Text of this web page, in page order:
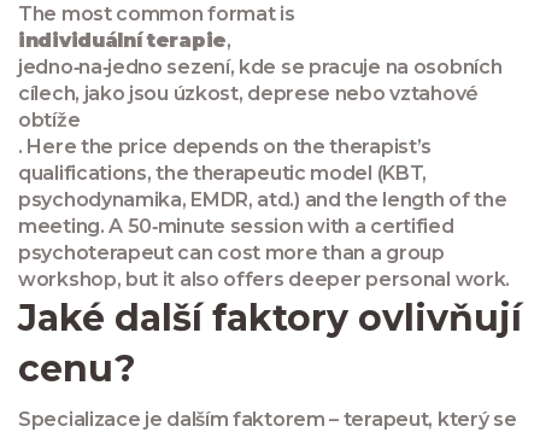
The most common format is
individuální terapie,
jedno‑na‑jedno sezení, kde se pracuje na osobních
cílech, jako jsou úzkost, deprese nebo vztahové
obtíže
. Here the price depends on the therapist’s
qualifications, the therapeutic model (KBT,
psychodynamika, EMDR, atd.) and the length of the
meeting. A 50‑minute session with a certified
psychoterapeut can cost more than a group
workshop, but it also offers deeper personal work.
Jaké další faktory ovlivňují
cenu?
Specializace je dalším faktorem – terapeut, který se